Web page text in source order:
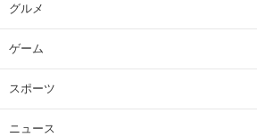
グルメ
ゲーム
スポーツ
ニュース